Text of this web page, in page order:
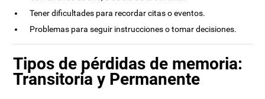
Tener dificultades para recordar citas o eventos.
Problemas para seguir instrucciones o tomar decisiones.
Tipos de pérdidas de memoria:
Transitoria y Permanente